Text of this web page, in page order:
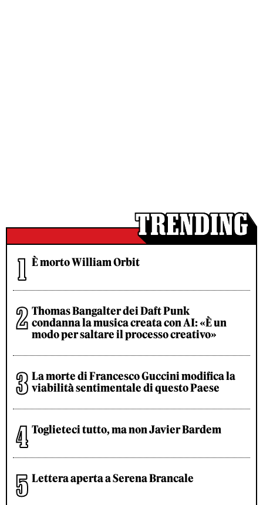
È morto William Orbit
Thomas Bangalter dei Daft Punk
condanna la musica creata con AI: «È un
modo per saltare il processo creativo»
La morte di Francesco Guccini modifica la
viabilità sentimentale di questo Paese
Toglieteci tutto, ma non Javier Bardem
Lettera aperta a Serena Brancale